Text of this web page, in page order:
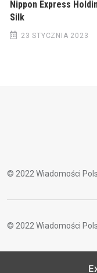
Nippon Express
Silk
23 STYCZNIA 2023
© 2022 Wiadomości
© 2022 Wiadomości